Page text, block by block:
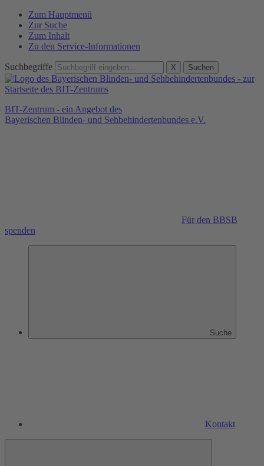
Zum Hauptmenü
Zur Suche
Zum Inhalt
Zu den Service-Informationen
Suchbegriffe X Suchen
BIT-Zentrum - ein Angebot des
Bayerischen Blinden- und Sehbehindertenbundes e.V.
Für den BBSB
spenden
Suche
Kontakt